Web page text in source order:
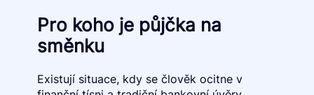
Pro koho je půjčka na
směnku
Existují situace, kdy se člověk ocitne v